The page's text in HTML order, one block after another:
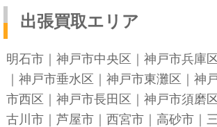
出張買取エリア
明石市｜ 神戸市中央区 神戸市兵庫区
神戸市垂水区 神戸市東灘区 神
市西区
神戸市長田区 神戸市須磨区
古川市｜芦屋市｜西宮市｜高砂市｜